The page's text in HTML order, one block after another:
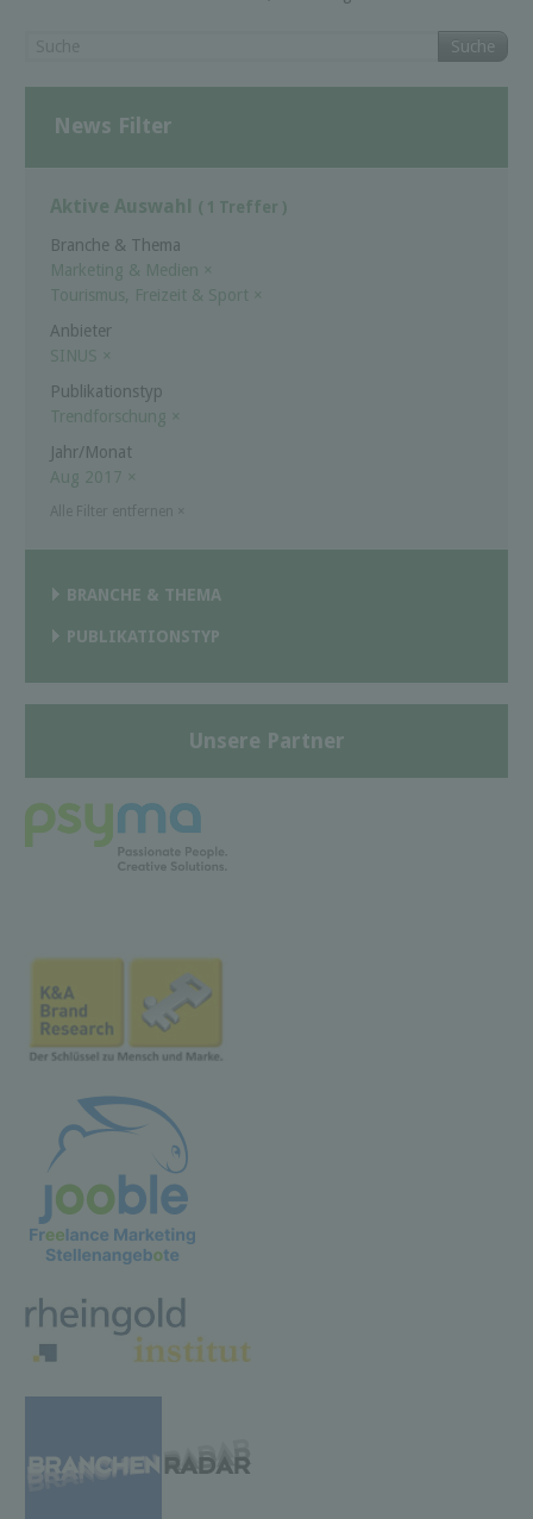
Suche
News Filter
Aktive Auswahl ( 1 Treffer )
Branche & Thema
Marketing & Medien ×
Tourismus, Freizeit & Sport ×
Anbieter
SINUS ×
Publikationstyp
Trendforschung ×
Jahr/Monat
Aug 2017 ×
BRANCHE & THEMA
PUBLIKATIONSTYP
Unsere Partner